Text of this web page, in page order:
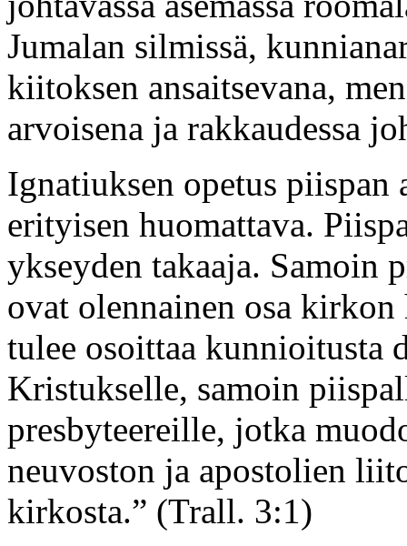
Jumalan silmissä,
kiitoksen ansaitsevana,
arvoisena ja rakkaudessa
Ignatiuksen opetus piispan
erityisen huomattava.
ykseyden takaaja. Samoin
ovat olennainen osa
tulee osoittaa kunnioitusta
Kristukselle, samoin
presbyteereille, jotka
neuvoston ja apostolien
kirkosta.” (Trall. 3:1)